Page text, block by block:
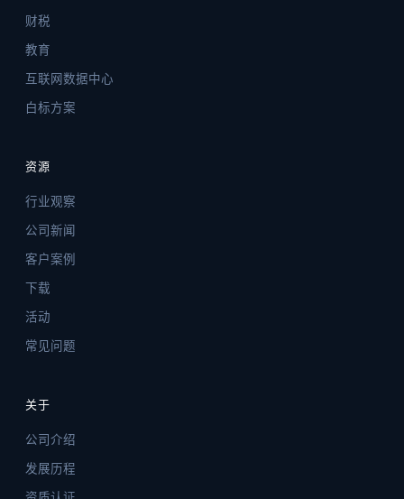
财税
教育
互联网数据中心
白标方案
资源
行业观察
公司新闻
客户案例
下载
活动
常见问题
关于
公司介绍
发展历程